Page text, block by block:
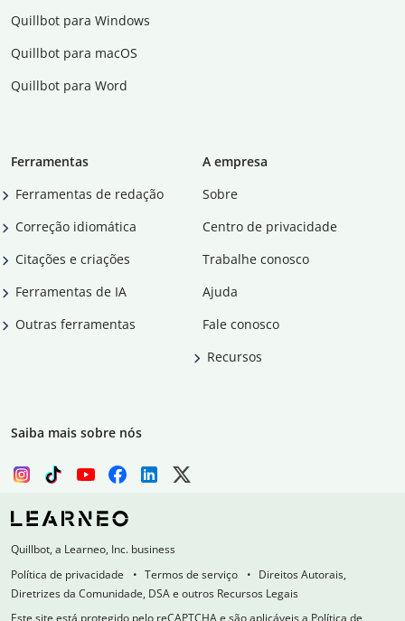
Quillbot para Windows
Quillbot para macOS
Quillbot para Word
Ferramentas
Ferramentas de redação
Correção idiomática
Citações e criações
Ferramentas de IA
Outras ferramentas
A empresa
Sobre
Centro de privacidade
Trabalhe conosco
Ajuda
Fale conosco
Recursos
Saiba mais sobre nós
Quillbot, a Learneo, Inc. business
Política de privacidade
Termos de serviço
Direitos Autorais,
Diretrizes da Comunidade, DSA e outros Recursos Legais